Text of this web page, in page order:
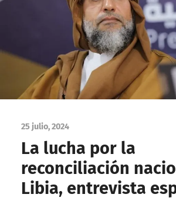
25 julio, 2024
La lucha por la
reconciliación
Libia, entrevista